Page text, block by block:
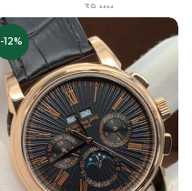
ЦВЕТ БРАСЛЕТА
ЦВЕТ КОРПУСА Серебро
ЦИФЕРБЛАТ Черный
39 мм
ЗАСТЕЖКА "Бабочка"
КОРПУС
Качественная
часовая сталь
МЕХАНИЗМ Кварц
-12%